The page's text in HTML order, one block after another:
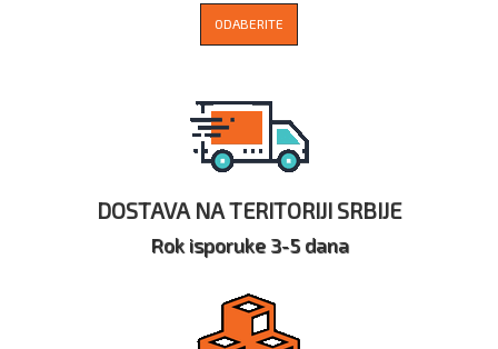
ODABERITE
DOSTAVA NA TERITORIJI SRBIJE
Rok isporuke 3-5 dana